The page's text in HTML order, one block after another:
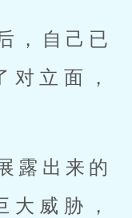
，自己已
对立面，
露出来的
大威胁，